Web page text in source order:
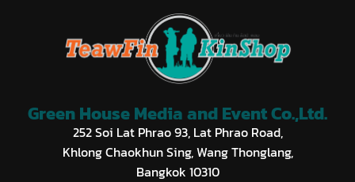
Green House Media and Event Co.,Ltd.
252 Soi Lat Phrao 93, Lat Phrao Road,
Khlong Chaokhun Sing, Wang Thonglang,
Bangkok 10310